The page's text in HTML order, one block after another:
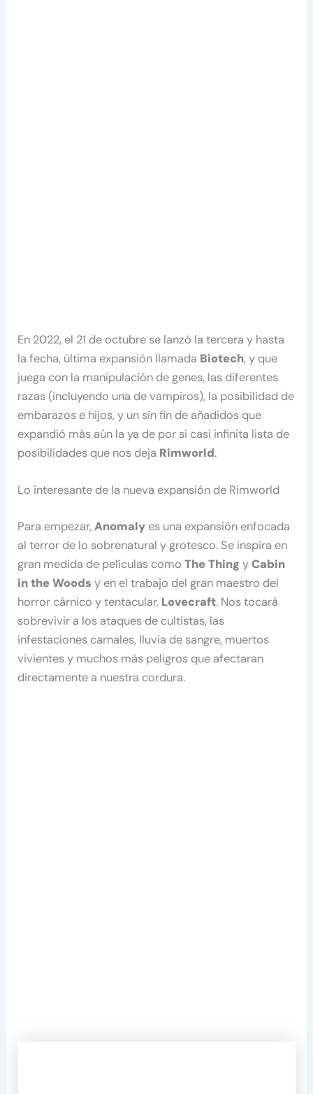
En 2022, el 21 de octubre se lanzó la tercera y hasta
la fecha, última expansión llamada Biotech, y que
juega con la manipulación de genes, las diferentes
razas (incluyendo una de vampiros), la posibilidad de
embarazos e hijos, y un sin fin de añadidos que
expandió más aún la ya de por si casi infinita lista de
posibilidades que nos deja Rimworld.
Lo interesante de la nueva expansión de Rimworld
Para empezar,Anomaly es una expansión enfocada
al terror de lo sobrenatural y grotesco. Se inspira en
gran medida de películas comoThe Thing yCabin
in the Woodsy en el trabajo del gran maestro del
horror cárnico y tentacular, Lovecraft. Nos tocará
sobrevivir a los ataques de cultistas, las
infestaciones carnales, lluvia de sangre, muertos
vivientes y muchos más peligros que afectaran
directamente a nuestra cordura.